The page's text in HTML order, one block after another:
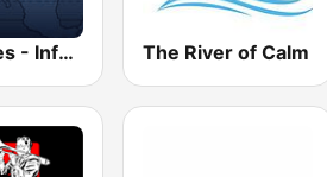
Alex Jones - Infowars.com The River of Calm